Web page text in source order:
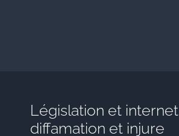
Législation et internet
diffamation et injure